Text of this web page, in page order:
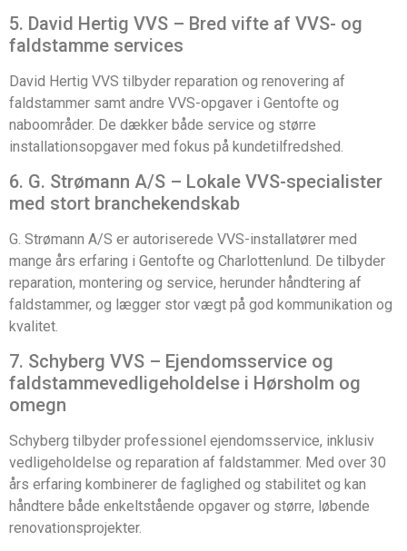
5. David Hertig VVS – Bred vifte af VVS- og
faldstamme services
David Hertig VVS tilbyder reparation og renovering af
faldstammer samt andre VVS-opgaver i Gentofte og
naboområder. De dækker både service og større
installationsopgaver med fokus på kundetilfredshed.
6. G. Strømann A/S – Lokale VVS-specialister
med stort branchekendskab
G. Strømann A/S er autoriserede VVS-installatører med
mange års erfaring i Gentofte og Charlottenlund. De tilbyder
reparation, montering og service, herunder håndtering af
faldstammer, og lægger stor vægt på god kommunikation og
kvalitet.
7. Schyberg VVS – Ejendomsservice og
faldstammevedligeholdelse i Hørsholm og
omegn
Schyberg tilbyder professionel ejendomsservice, inklusiv
vedligeholdelse og reparation af faldstammer. Med over 30
års erfaring kombinerer de faglighed og stabilitet og kan
håndtere både enkeltstående opgaver og større, løbende
renovationsprojekter.